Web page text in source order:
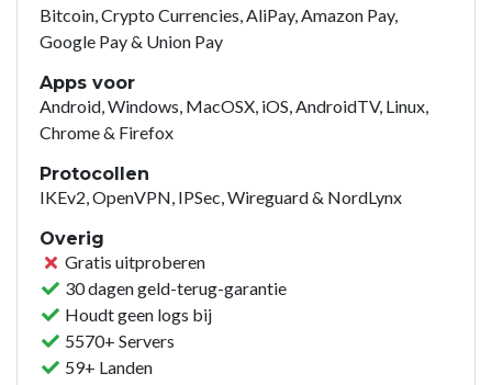
Bitcoin, Crypto Currencies, AliPay, Amazon Pay,
Google Pay & Union Pay
Apps voor
Android, Windows, MacOSX, iOS, AndroidTV, Linux,
Chrome & Firefox
Protocollen
IKEv2, OpenVPN, IPSec, Wireguard & NordLynx
Overig
Gratis uitproberen
30 dagen geld-terug-garantie
Houdt geen logs bij
5570+ Servers
59+ Landen